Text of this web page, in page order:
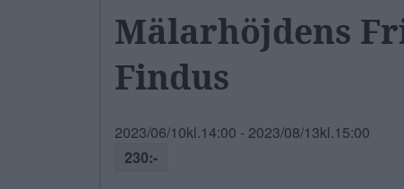
Mälarhöjdens
Findus
2023/06/10kl.14:00 - 2023/08/13kl.15:00
230:-